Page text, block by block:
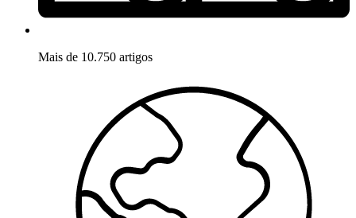
Mais de 10.750 artigos